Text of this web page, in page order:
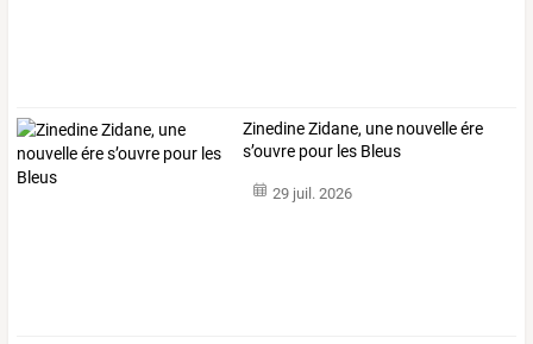
Zinedine Zidane, une nouvelle ére
s’ouvre pour les Bleus
29 juil. 2026